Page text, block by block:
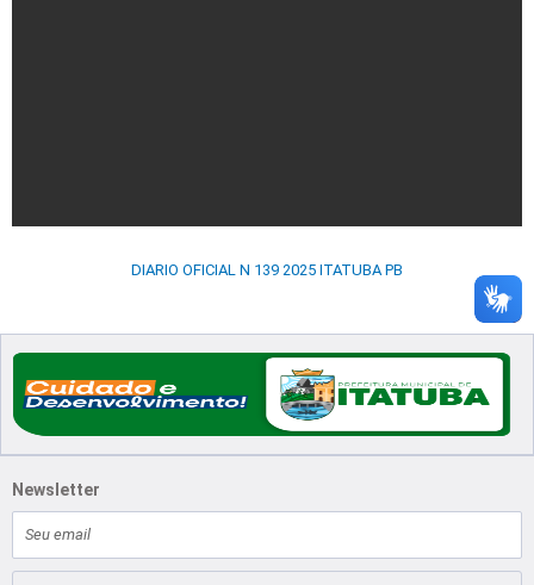
DIARIO OFICIAL N 139 2025 ITATUBA PB
Newsletter
mail